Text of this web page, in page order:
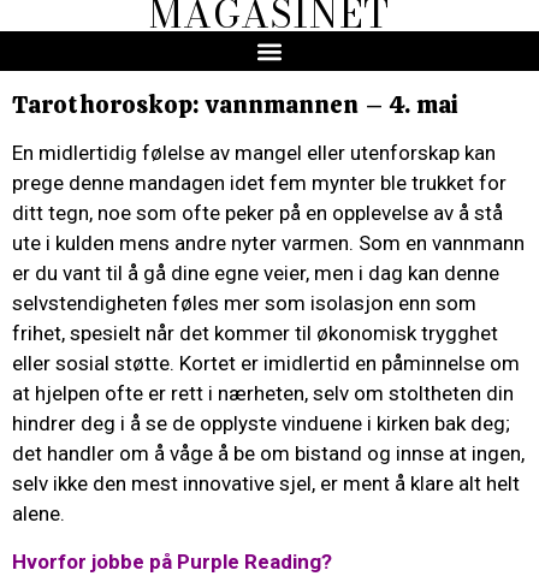
MAGASINET
Tarothoroskop: vannmannen – 4. mai
En midlertidig følelse av mangel eller utenforskap kan
prege denne mandagen idet fem mynter ble trukket for
ditt tegn, noe som ofte peker på en opplevelse av å stå
ute i kulden mens andre nyter varmen. Som en vannmann
er du vant til å gå dine egne veier, men i dag kan denne
selvstendigheten føles mer som isolasjon enn som
frihet, spesielt når det kommer til økonomisk trygghet
eller sosial støtte. Kortet er imidlertid en påminnelse om
at hjelpen ofte er rett i nærheten, selv om stoltheten din
hindrer deg i å se de opplyste vinduene i kirken bak deg;
det handler om å våge å be om bistand og innse at ingen,
selv ikke den mest innovative sjel, er ment å klare alt helt
alene.
Hvorfor jobbe på Purple Reading?